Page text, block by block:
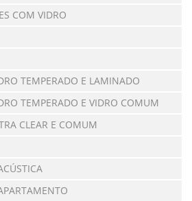
COM VIDRO
TEMPERADO E LAMINADO
TEMPERADO E VIDRO COMUM
CLEAR E COMUM